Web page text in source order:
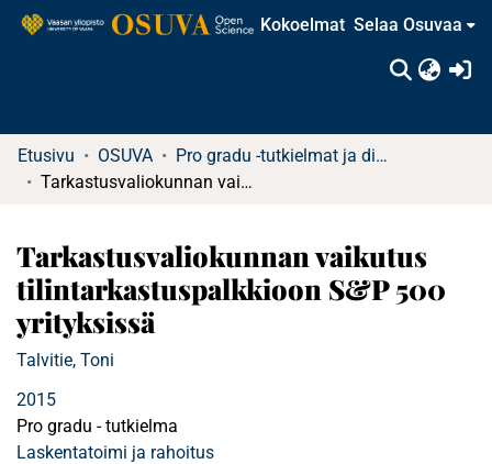
Kokoelmat Selaa Osuvaa
Etusivu OSUVA
Pro gradu -tutkielmat ja diplomityöt (rajattu saatavuus)
Tarkastusvaliokunnan vaikutus tilintarkastuspalkkioon S&P 500 yrityksissä
Tarkastusvaliokunnan vaikutus
tilintarkastuspalkkioon S&P 500
yrityksissä
Talvitie, Toni
2015
Pro gradu - tutkielma
Laskentatoimi ja rahoitus